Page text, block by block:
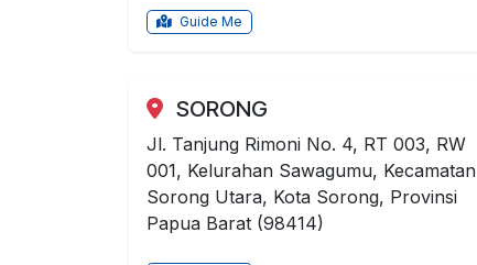
Guide Me
SORONG
Jl. Tanjung Rimoni No. 4, RT 003, RW
001, Kelurahan Sawagumu, Kecamatan
Sorong Utara, Kota Sorong, Provinsi
Papua Barat (98414)